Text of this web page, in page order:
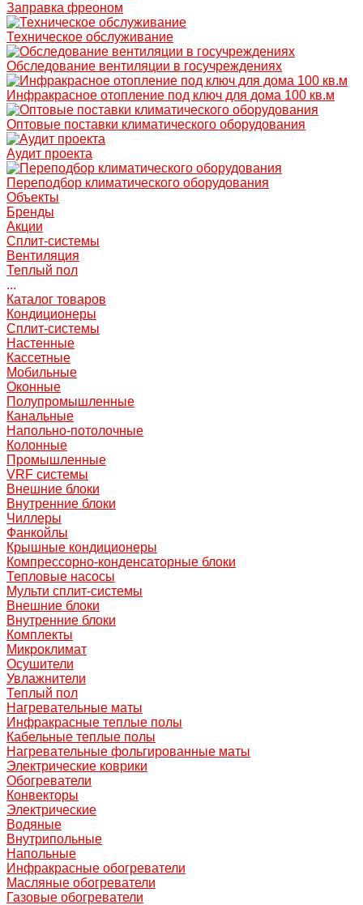
Заправка фреоном
Техническое обслуживание
Обследование вентиляции в госучреждениях
Инфракрасное отопление под ключ для дома 100 кв.м
Оптовые поставки климатического оборудования
Аудит проекта
Переподбор климатического оборудования
Объекты
Бренды
Акции
Сплит-системы
Вентиляция
Теплый пол
...
Каталог товаров
Кондиционеры
Сплит-системы
Настенные
Кассетные
Мобильные
Оконные
Полупромышленные
Канальные
Напольно-потолочные
Колонные
Промышленные
VRF системы
Внешние блоки
Внутренние блоки
Чиллеры
Фанкойлы
Крышные кондиционеры
Компрессорно-конденсаторные блоки
Тепловые насосы
Мульти сплит-системы
Внешние блоки
Внутренние блоки
Комплекты
Микроклимат
Осушители
Увлажнители
Теплый пол
Нагревательные маты
Инфракрасные теплые полы
Кабельные теплые полы
Нагревательные фольгированные маты
Электрические коврики
Обогреватели
Конвекторы
Электрические
Водяные
Внутрипольные
Напольные
Инфракрасные обогреватели
Масляные обогреватели
Газовые обогреватели